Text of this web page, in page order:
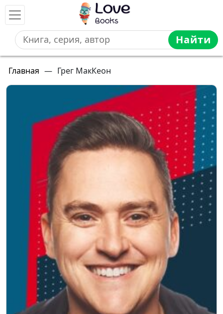
Найти
Главная — Грег МакКеон